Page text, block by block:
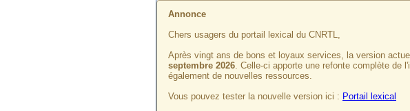
Annonce
Chers usagers du portail lexical du CNRTL,
Après vingt ans de bons et loyaux services, la version
septembre 2026. Celle-ci apporte une refonte complète de
également de nouvelles ressources.
Vous pouvez tester la nouvelle version ici : Portail lexical